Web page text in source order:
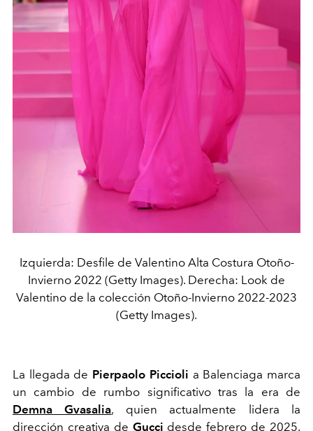
Izquierda: Desfile de Valentino Alta Costura Otoño-
Invierno 2022 (Getty Images). Derecha: Look de
Valentino de la colección Otoño-Invierno 2022-2023
(Getty Images).
La llegada de Pierpaolo Piccioli a Balenciaga marca
un cambio de rumbo significativo tras la era de
Demna Gvasalia, quien actualmente lidera la
dirección creativa de Gucci desde febrero de 2025.